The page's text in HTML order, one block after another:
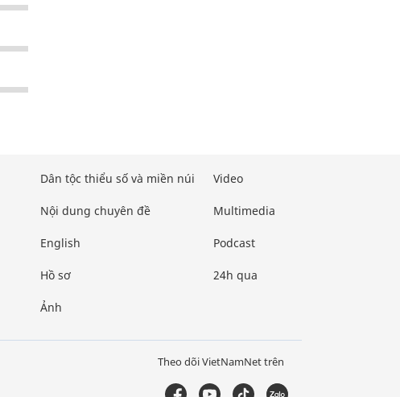
Dân tộc thiểu số và miền núi
Nội dung chuyên đề
English
Hồ sơ
Ảnh
Video
Multimedia
Podcast
24h qua
Theo dõi VietNamNet trên